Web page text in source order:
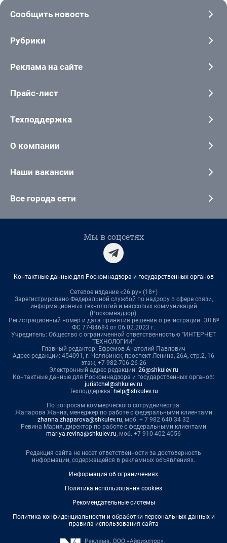
Сообщить новость
Рубрики
Реклама на сайте
Прайс-лист
Техподдержка
О компании
Наши вакансии
Все города сети
Мы в соцсетях
Контактные данные для Роскомнадзора и государственных органов
Сетевое издание «26.ру» (18+)
Зарегистрировано Федеральной службой по надзору в сфере связи,
информационных технологий и массовых коммуникаций
(Роскомнадзор).
Регистрационный номер и дата принятия решения о регистрации: ЭЛ №
ФС 77-84684 от 06.02.2023 г.
Учредитель: Общество с ограниченной ответственностью "ИНТЕРНЕТ
ТЕХНОЛОГИИ"
Главный редактор: Ефремов Анатолий Павлович
Адрес редакции: 454091, г. Челябинск, проспект Ленина, 26А, стр.2, 16
этаж, +7-982-706-26-26
Электронный адрес редакции: 26@shkulev.ru
Контактные данные для Роскомнадзора и государственных органов:
juristchel@shkulev.ru
Техподдержка: help@shkulev.ru
По вопросам коммерческого сотрудничества:
Жапарова Жанна, менеджер по работе с федеральными клиентами
zhanna.zhaparova@shkulev.ru, моб. + 7 982 640 34 32
Ревина Мария, директор по работе с федеральными клиентами
mariya.revina@shkulev.ru, моб. +7 910 402 4056
Редакция сайта не несет ответственности за достоверность
информации, содержащейся в рекламных объявлениях.
Информация об ограничениях
Политика использования cookies
Рекомендательные системы
Политика конфиденциальности и обработки персональных данных и
правила использования сайта